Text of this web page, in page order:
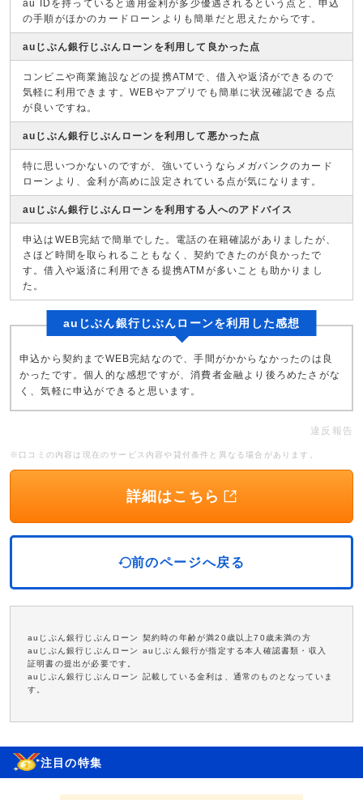
au IDを持っていると適用金利が多少優遇されるという点と、申込
の手順がほかのカードローンよりも簡単だと思えたからです。
auじぶん銀行じぶんローンを利用して良かった点
コンビニや商業施設などの提携ATMで、借入や返済ができるので
気軽に利用できます。WEBやアプリでも簡単に状況確認できる点
が良いですね。
auじぶん銀行じぶんローンを利用して悪かった点
特に思いつかないのですが、強いていうならメガバンクのカード
ローンより、金利が高めに設定されている点が気になります。
auじぶん銀行じぶんローンを利用する人へのアドバイス
申込はWEB完結で簡単でした。電話の在籍確認がありましたが、
さほど時間を取られることもなく、契約できたのが良かったで
す。借入や返済に利用できる提携ATMが多いことも助かりまし
た。
auじぶん銀行じぶんローンを利用した感想
申込から契約までWEB完結なので、手間がかからなかったのは良
かったです。個人的な感想ですが、消費者金融より後ろめたさがな
く、気軽に申込ができると思います。
違反報告
※口コミの内容は現在のサービス内容や貸付条件と異なる場合があります。
詳細はこちら
前のページへ戻る
auじぶん銀行じぶんローン 契約時の年齢が満20歳以上70歳未満の方
auじぶん銀行じぶんローン auじぶん銀行が指定する本人確認書類・収入
証明書の提出が必要です。
auじぶん銀行じぶんローン 記載している金利は、通常のものとなっていま
す。
注目の特集